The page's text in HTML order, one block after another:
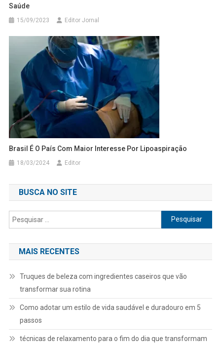
Saúde
15/09/2023 Editor Jornal
Brasil É O País Com Maior Interesse Por Lipoaspiração
18/03/2024 Editor
BUSCA NO SITE
Pesquisar
por:
MAIS RECENTES
Truques de beleza com ingredientes caseiros que vão
transformar sua rotina
Como adotar um estilo de vida saudável e duradouro em 5
passos
técnicas de relaxamento para o fim do dia que transformam